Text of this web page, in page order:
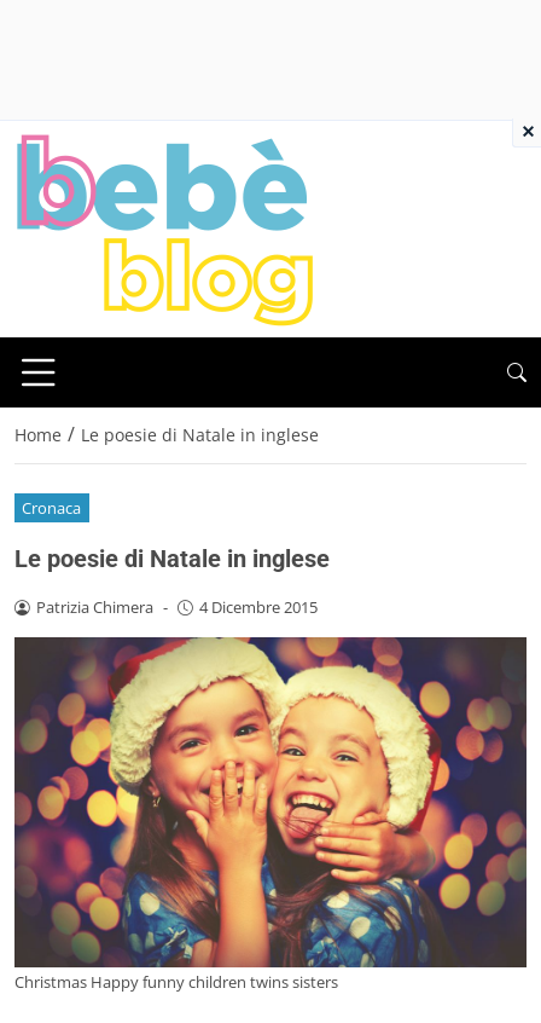
Home / Le poesie di Natale in inglese
Cronaca
Le poesie di Natale in inglese
Patrizia Chimera - 4 Dicembre 2015
Christmas Happy funny children twins sisters
×